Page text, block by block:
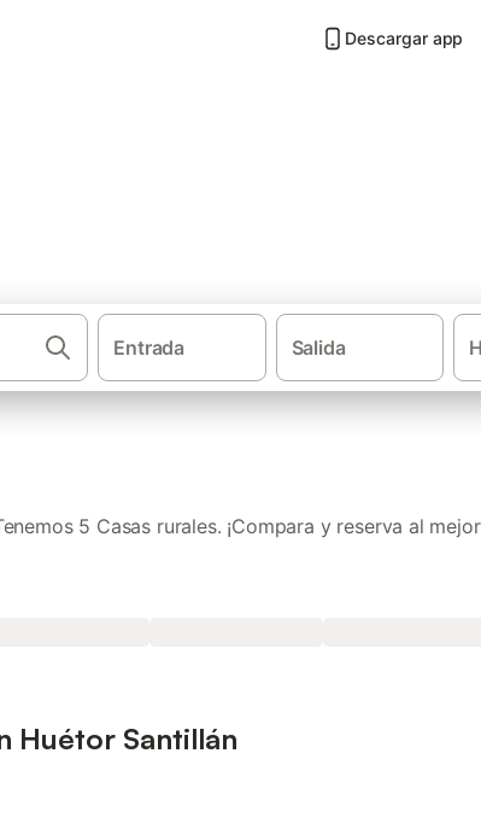
Descargar app
Entrada Salida
5 Casas rurales. ¡Compara y reserva al
Huétor Santillán